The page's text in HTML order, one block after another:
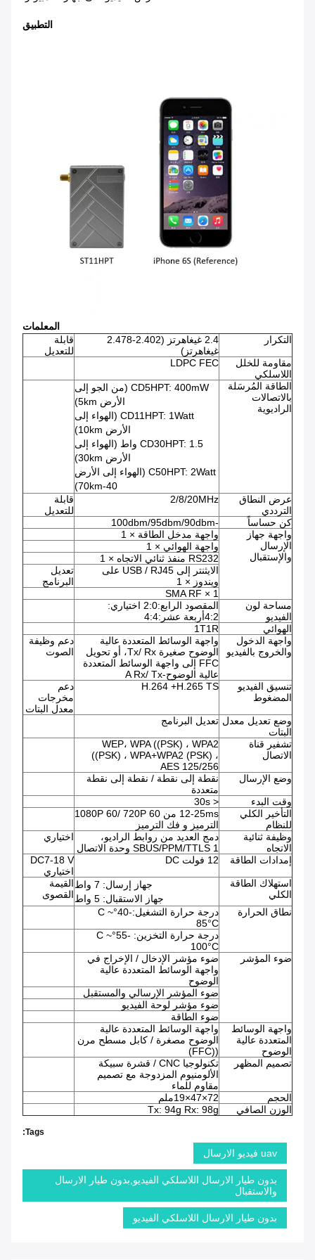
التطبيق
المعلمات
التكرار
2.4 غيغاهرتز (2.402-2.478
غيغاهرتز)
قابلة
للتعديل
مقاومة للخلل
اللاسلكي
LDPC FEC
الطاقة المُرسَلة
بالاتصالات
الراديوية
CD5HPT: 400mW (من الجو إلى
الأرض 5km)
CD11HPT: 1Watt (الهواء إلى
الأرض 10km)
CD30HPT: 1.5 واط (الهواء إلى
الأرض 30km)
C50HPT: 2Watt (الهواء إلى الأرض
40-70km)
عرض النطاق
الترددي
2/8/20MHz
قابلة
للتعديل
كن حساساً
-100dbm/95dbm/90dbm
واجهة جهاز
الإرسال
والإستقبال
واجهة مدخل الطاقة × 1
واجهة الهوائي × 1
RS232 منفذ ثنائي الاتجاه × 1
الايثنتر إلى USB / RJ45 على
ويندوز × 1
تعديل
البرنامج
SMA RF × 1
مساحة لون
الفيديو
المقصود الرابع:2:0 اختياري:
4:2أربعة عشر:4:4
الهوائي
1T1R
واجهة الدخول
والخروج بالفيديو
واجهة الوسائط المتعددة عالية
الوضوح صغيرة Tx/ Rx، أو تحويل
FFC إلى واجهة الوسائط المتعددة
عالية الوضوح-A Rx/ Tx
دعم وظيفة
الصوت
تنسيق الفيديو
المضغوط
H.264 +H.265 TS
دعم
مخرجات
معدل البتات
وضع تعديل معدل
البتات
تعديل البرنامج
تشفير قناة
الاتصال
WEP، WPA ((PSK) ، WPA2
((PSK) ، WPA+WPA2 (PSK) ،
AES 125/256
وضع الإرسال
نقطة إلى نقطة / نقطة إلى نقطة
متعددة
وقت البدء
< 30s
التأخير الكلي
للنظام
12-25ms من 1080P 60/ 720P 60
الترميز و فك الترميز
وظيفة ثنائية
الاتجاه
دمج العديد من روابط الراديو،
SBUS/PPM/TTLS 1 وحدة الاتصال
اختياري
إمدادات الطاقة 12 فولت DC
DC7-18 V
اختياري
استهلاك الطاقة
الكلي
جهاز إرسال: 7 واط
جهاز الاستقبال: 5 واط
القيمة
القصوى
نطاق الحرارة
درجة حرارة التشغيل:-40°C ~
85°C
درجة حرارة التخزين: -55°C ~
100°C
ضوء المؤشر
ضوء مؤشر الإدخال / الإخراج في
واجهة الوسائط المتعددة عالية
الوضوح
ضوء المؤشر الإرسالي والمستقبل
ضوء مؤشر لوحة الفيديو
ضوء الطاقة
واجهة الوسائط
المتعددة عالية
الوضوح
واجهة الوسائط المتعددة عالية
الوضوح مصغرة / كابل مسطح مرن
((FFC)
تصميم المظهر
تكنولوجيا CNC / قشرة سبيكة
الألومنيوم المزدوجة مع تصميم
مقاوم للماء
الحجم
72×47×19ملم
الوزن الصافي
Tx: 94g Rx: 98g
Tags:
uav فيديو الارسال
بدون طيار الارسال اللاسلكي الفيديو,بدون طيار الارسال
والاستقبال
بدون طيار الارسال اللاسلكي الفيديو